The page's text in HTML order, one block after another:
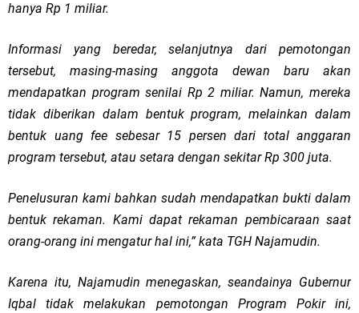
hanya Rp 1 miliar.
Informasi yang beredar, selanjutnya dari pemotongan
tersebut, masing-masing anggota dewan baru akan
mendapatkan program senilai Rp 2 miliar. Namun, mereka
tidak diberikan dalam bentuk program, melainkan dalam
bentuk uang fee sebesar 15 persen dari total anggaran
program tersebut, atau setara dengan sekitar Rp 300 juta.
Penelusuran kami bahkan sudah mendapatkan bukti dalam
bentuk rekaman. Kami dapat rekaman pembicaraan saat
orang-orang ini mengatur hal ini,” kata TGH Najamudin.
Karena itu, Najamudin menegaskan, seandainya Gubernur
Iqbal tidak melakukan pemotongan Program Pokir ini,